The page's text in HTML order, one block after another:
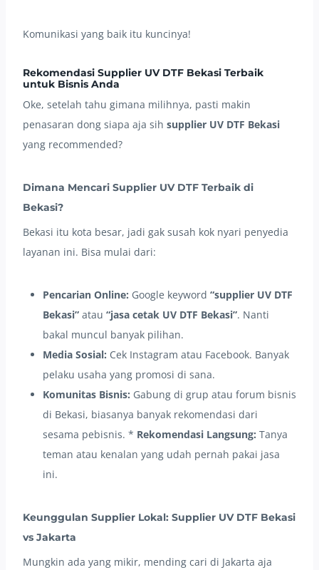
Komunikasi yang baik itu kuncinya!
Rekomendasi Supplier UV DTF Bekasi Terbaik
untuk Bisnis Anda
Oke, setelah tahu gimana milihnya, pasti makin
penasaran dong siapa aja sih supplier UV DTF Bekasi
yang recommended?
Dimana Mencari Supplier UV DTF Terbaik di
Bekasi?
Bekasi itu kota besar, jadi gak susah kok nyari penyedia
layanan ini. Bisa mulai dari:
Pencarian Online: Google keyword “supplier UV DTF
Bekasi” atau “jasa cetak UV DTF Bekasi”. Nanti
bakal muncul banyak pilihan.
Media Sosial: Cek Instagram atau Facebook. Banyak
pelaku usaha yang promosi di sana.
Komunitas Bisnis: Gabung di grup atau forum bisnis
di Bekasi, biasanya banyak rekomendasi dari
sesama pebisnis. * Rekomendasi Langsung: Tanya
teman atau kenalan yang udah pernah pakai jasa
ini.
Keunggulan Supplier Lokal: Supplier UV DTF Bekasi
vs Jakarta
Mungkin ada yang mikir, mending cari di Jakarta aja